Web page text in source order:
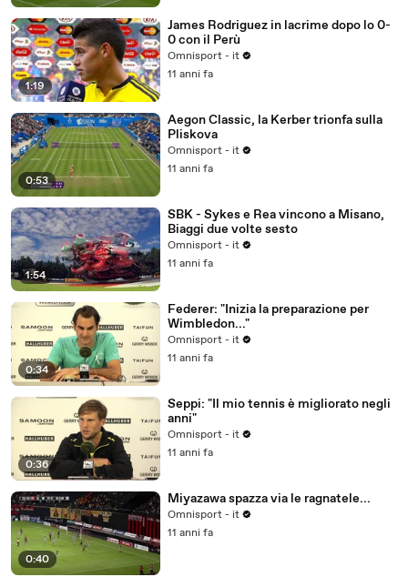
1:19
James Rodriguez in lacrime dopo lo 0-
0 con il Perù
Omnisport - it
11 anni fa
0:53
Aegon Classic, la Kerber trionfa sulla
Pliskova
Omnisport - it
11 anni fa
1:54
SBK - Sykes e Rea vincono a Misano,
Biaggi due volte sesto
Omnisport - it
11 anni fa
0:34
Federer: "Inizia la preparazione per
Wimbledon..."
Omnisport - it
11 anni fa
0:36
Seppi: "Il mio tennis è migliorato negli
anni"
Omnisport - it
11 anni fa
0:40
Miyazawa spazza via le ragnatele...
Omnisport - it
11 anni fa